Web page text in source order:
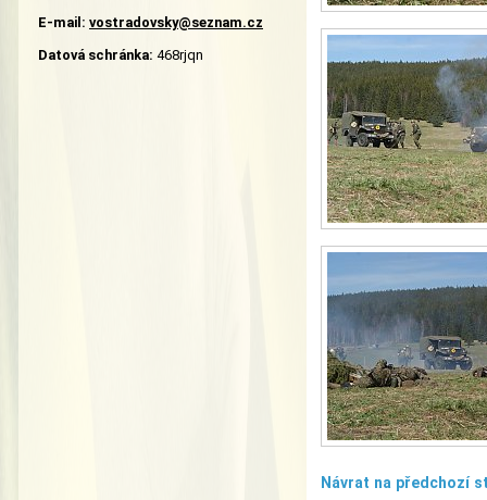
E-mail: vostradovsky@seznam.cz
Datová schránka: 468rjqn
Návrat na předchozí